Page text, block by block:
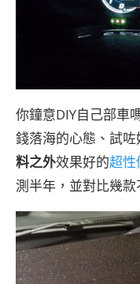
你鐘意DIY自己部車
錢落海的心態、試
料之外效果好的超性
測半年，並對比幾款